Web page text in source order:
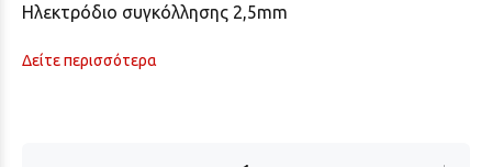
Ηλεκτρόδιο συγκόλλησης 2,5mm
Δείτε περισσότερα